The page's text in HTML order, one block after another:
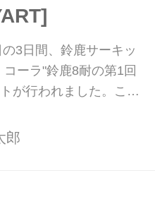
3日間、鈴鹿サーキッ
コーラ"鈴鹿8耐の第1回
が行われました。こち
ギュラーチームの
ー、ニッコロ・カネパ
郎